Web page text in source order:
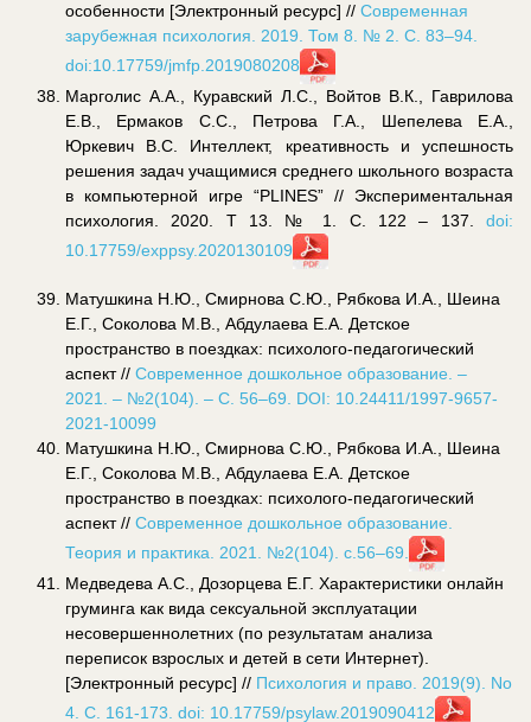
особенности [Электронный ресурс] // Современная
зарубежная психология. 2019. Том 8. № 2. С. 83–94.
doi:10.17759/jmfp.2019080208
Марголис А.А., Куравский Л.С., Войтов В.К., Гаврилова
Е.В., Ермаков С.С., Петрова Г.А., Шепелева Е.А.,
Юркевич В.С. Интеллект, креативность и успешность
решения задач учащимися среднего школьного возраста
в компьютерной игре “PLINES” // Экспериментальная
психология. 2020. Т 13. № 1. С. 122 – 137. doi:
10.17759/exppsy.2020130109
Матушкина Н.Ю., Смирнова С.Ю., Рябкова И.А., Шеина
Е.Г., Соколова М.В., Абдулаева Е.А. Детское
пространство в поездках: психолого-педагогический
аспект // Современное дошкольное образование. –
2021. – №2(104). – С. 56–69. DOI: 10.24411/1997-9657-
2021-10099
Матушкина Н.Ю., Смирнова С.Ю., Рябкова И.А., Шеина
Е.Г., Соколова М.В., Абдулаева Е.А. Детское
пространство в поездках: психолого-педагогический
аспект // Современное дошкольное образование.
Теория и практика. 2021. №2(104). с.56–69.
Медведева А.С., Дозорцева Е.Г. Характеристики онлайн
груминга как вида сексуальной эксплуатации
несовершеннолетних (по результатам анализа
переписок взрослых и детей в сети Интернет).
[Электронный ресурс] // Психология и право. 2019(9). No
4. С. 161-173. doi: 10.17759/psylaw.2019090412